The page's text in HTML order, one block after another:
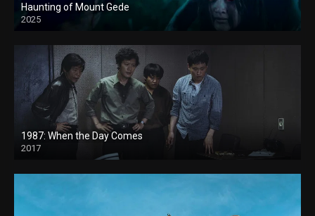
Haunting of Mount Gede
2025
1987: When the Day Comes
2017